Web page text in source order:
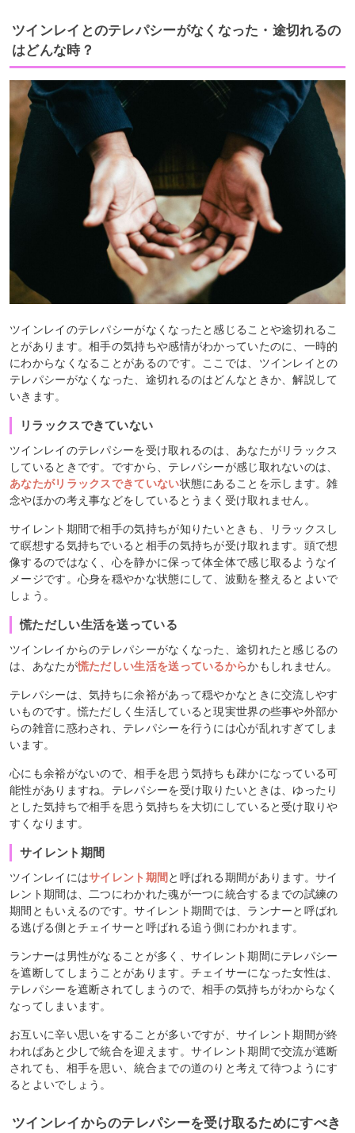
ツインレイとのテレパシーがなくなった・途切れるの
はどんな時？
ツインレイのテレパシーがなくなったと感じることや途切れるこ
とがあります。相手の気持ちや感情がわかっていたのに、一時的
にわからなくなることがあるのです。ここでは、ツインレイとの
テレパシーがなくなった、途切れるのはどんなときか、解説して
いきます。
リラックスできていない
ツインレイのテレパシーを受け取れるのは、あなたがリラックス
しているときです。ですから、テレパシーが感じ取れないのは、
あなたがリラックスできていない状態にあることを示します。雑
念やほかの考え事などをしているとうまく受け取れません。
サイレント期間で相手の気持ちが知りたいときも、リラックスし
て瞑想する気持ちでいると相手の気持ちが受け取れます。頭で想
像するのではなく、心を静かに保って体全体で感じ取るようなイ
メージです。心身を穏やかな状態にして、波動を整えるとよいで
しょう。
慌ただしい生活を送っている
ツインレイからのテレパシーがなくなった、途切れたと感じるの
は、あなたが慌ただしい生活を送っているからかもしれません。
テレパシーは、気持ちに余裕があって穏やかなときに交流しやす
いものです。慌ただしく生活していると現実世界の些事や外部か
らの雑音に惑わされ、テレパシーを行うには心が乱れすぎてしま
います。
心にも余裕がないので、相手を思う気持ちも疎かになっている可
能性がありますね。テレパシーを受け取りたいときは、ゆったり
とした気持ちで相手を思う気持ちを大切にしていると受け取りや
すくなります。
サイレント期間
ツインレイ にはサイレント期間 と呼ばれる期間があります。サイ
レント期間は、二つにわかれた魂が一つに統合するまでの試練の
期間ともいえるのです。サイレント期間では、ランナーと呼ばれ
る逃げる側とチェイサーと呼ばれる追う側にわかれます。
ランナーは男性がなることが多く、サイレント期間にテレパシー
を遮断してしまうことがあります。チェイサーになった女性は、
テレパシーを遮断されてしまうので、相手の気持ちがわからなく
なってしまいます。
お互いに辛い思いをすることが多いですが、サイレント期間が終
わればあと少しで統合を迎えます。サイレント期間で交流が遮断
されても、相手を思い、統合までの道のりと考えて待つようにす
るとよいでしょう。
ツインレイからのテレパシーを受け取るためにすべき